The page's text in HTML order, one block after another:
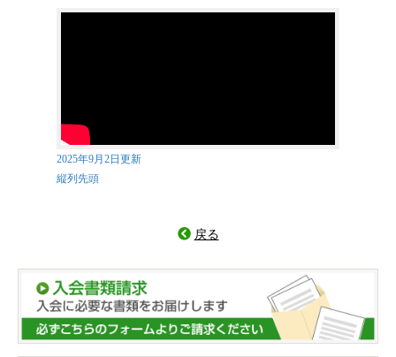
2025年9月2日更新
縦列先頭
戻る